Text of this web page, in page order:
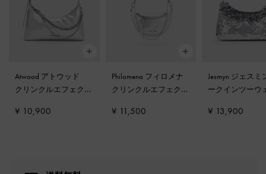
Atwood アトウッド
クリンクルエフェクト
ッドホーボーバッグ
¥ 10,900
Philomena フィロメナ
クリンクルエフェクト
ディバッグ
¥ 11,500
Jesmyn ジェスミ
ークインツーウ
¥ 13,900